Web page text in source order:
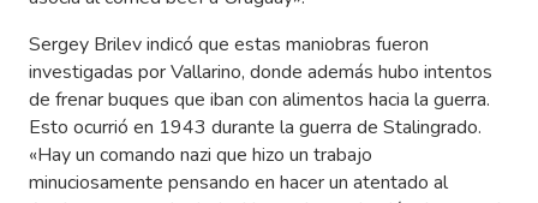
Sergey Brilev indicó que estas maniobras fueron
investigadas por Vallarino, donde además hubo intentos
de frenar buques que iban con alimentos hacia la guerra.
Esto ocurrió en 1943 durante la guerra de Stalingrado.
«Hay un comando nazi que hizo un trabajo
minuciosamente pensando en hacer un atentado al